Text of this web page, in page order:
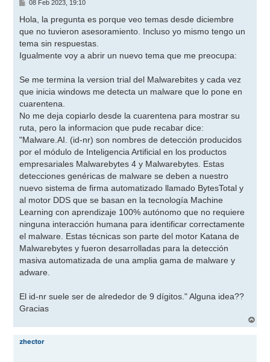
M
n
a
j
e
08 Feb 2023, 19:10
Hola, la pregunta es porque veo temas desde diciembre
que no tuvieron asesoramiento. Incluso yo mismo tengo un
tema sin respuestas.
Igualmente voy a abrir un nuevo tema que me preocupa:
Se me termina la version trial del Malwarebites y cada vez
que inicia windows me detecta un malware que lo pone en
cuarentena.
No me deja copiarlo desde la cuarentena para mostrar su
ruta, pero la informacion que pude recabar dice:
"Malware.AI. (id-nr) son nombres de detección producidos
por el módulo de Inteligencia Artificial en los productos
empresariales Malwarebytes 4 y Malwarebytes. Estas
detecciones genéricas de malware se deben a nuestro
nuevo sistema de firma automatizado llamado BytesTotal y
al motor DDS que se basan en la tecnología Machine
Learning con aprendizaje 100% autónomo que no requiere
ninguna interacción humana para identificar correctamente
el malware. Estas técnicas son parte del motor Katana de
Malwarebytes y fueron desarrolladas para la detección
masiva automatizada de una amplia gama de malware y
adware.
El id-nr suele ser de alrededor de 9 dígitos." Alguna idea??
Gracias
r
zhector